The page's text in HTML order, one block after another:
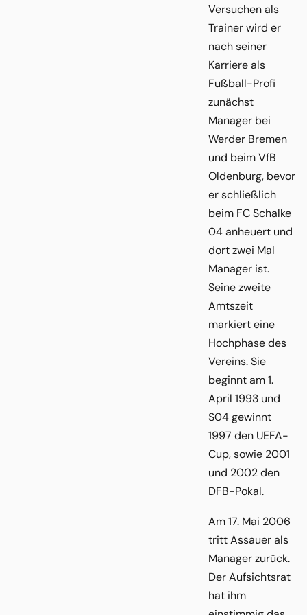
Versuchen als
Trainer wird er
nach seiner
Karriere als
Fußball-Profi
zunächst
Manager bei
Werder Bremen
und beim VfB
Oldenburg, bevor
er schließlich
beim FC Schalke
04 anheuert und
dort zwei Mal
Manager ist.
Seine zweite
Amtszeit
markiert eine
Hochphase des
Vereins. Sie
beginnt am 1.
April 1993 und
S04 gewinnt
1997 den UEFA-
Cup, sowie 2001
und 2002 den
DFB-Pokal.
Am 17. Mai 2006
tritt Assauer als
Manager zurück.
Der Aufsichtsrat
hat ihm